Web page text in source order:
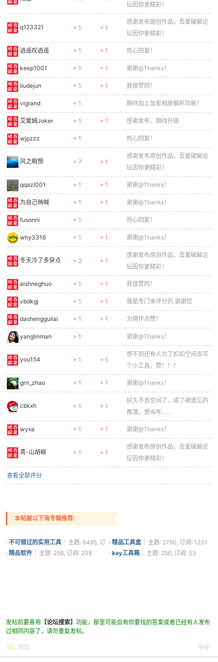
坛因你更精彩！
q123321 + 1 + 1
感谢发布原创作品，吾爱破解论
坛因你更精彩！
逍遥叹逍遥 + 1 + 1 热心回复！
keep1001 + 1 + 1 谢谢@Thanks！
liudejun + 1 + 1 我很赞同！
vigrand + 1 期待加上加密相册解析功能！
艾爱姆Joker + 1 + 1 感谢发布，期待升级
wjpzzz + 1 热心回复！
风之暇想 + 7 + 1
感谢发布原创作品，吾爱破解论
坛因你更精彩！
qqazl001 + 1 + 1 谢谢@Thanks！
为自己呐喊 + 1 + 1 谢谢@Thanks！
fusonni + 1 热心回复！
why3316 + 1 + 1 谢谢@Thanks！
冬天冷了多穿点 + 2 + 1
感谢发布原创作品，吾爱破解论
坛因你更精彩！
aishneghuo + 1 + 1 我很赞同！
vbdkgj + 1 + 1 我是专门来评分的.谢谢您
dashengguilai + 1 + 1 为情怀点赞！
yanglinman + 1 谢谢@Thanks！
you154 + 1 + 1
想不到还有人为了扣扣空间去写
个小工具，赞！！！
grrr_zhao + 1 + 1 谢谢@Thanks！
cbkxh + 1 + 1
好久不去空间了，成了被遗忘的
角落，想当年……
wyxa + 1 + 1 谢谢@Thanks！
青-山胡椒 + 1 + 1
感谢发布原创作品，吾爱破解论
坛因你更精彩！
查看全部评分
本帖被以下淘专辑推荐:
· 不可错过的实用工具
主题: 6495, 订
阅: 3707
· 精品工具盒
主题: 2760, 订阅: 1231
· 精品软件 主题: 258, 订阅: 208 · kay工具箱 主题: 256, 订阅: 53
发帖前要善用 【论坛搜索】 功能，那里可能会有你要找的答案或者已经有人发布
过相同内容了，请勿重复发帖。
回复 举报